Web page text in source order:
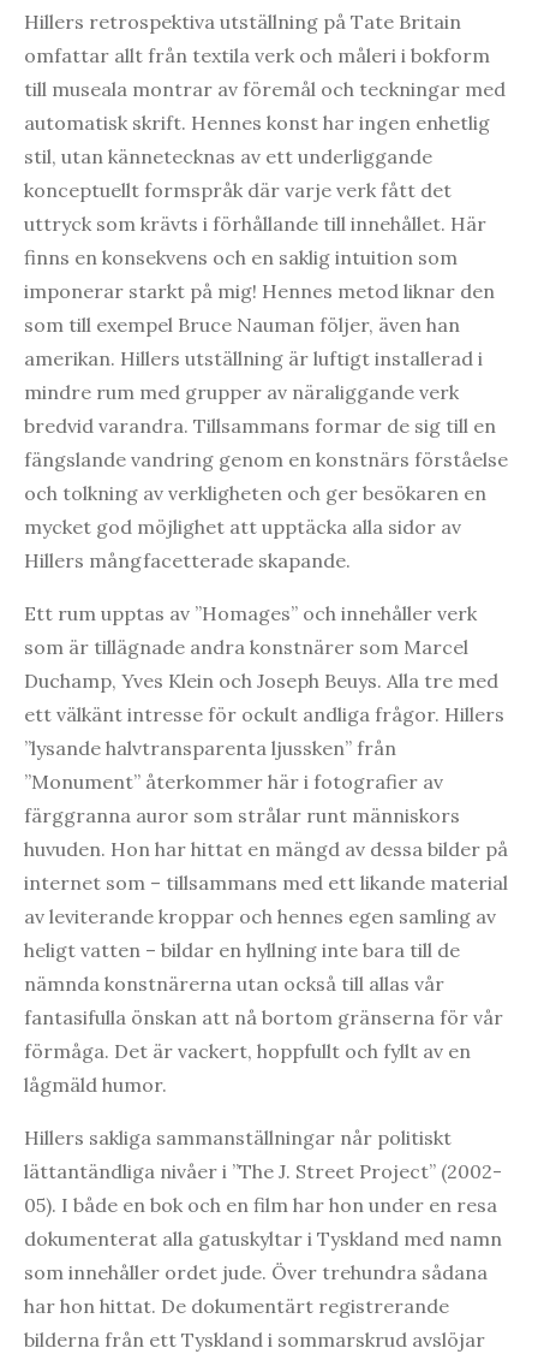
Hillers retrospektiva utställning på Tate Britain
omfattar allt från textila verk och måleri i bokform
till museala montrar av föremål och teckningar med
automatisk skrift. Hennes konst har ingen enhetlig
stil, utan kännetecknas av ett underliggande
konceptuellt formspråk där varje verk fått det
uttryck som krävts i förhållande till innehållet. Här
finns en konsekvens och en saklig intuition som
imponerar starkt på mig! Hennes metod liknar den
som till exempel Bruce Nauman följer, även han
amerikan. Hillers utställning är luftigt installerad i
mindre rum med grupper av näraliggande verk
bredvid varandra. Tillsammans formar de sig till en
fängslande vandring genom en konstnärs förståelse
och tolkning av verkligheten och ger besökaren en
mycket god möjlighet att upptäcka alla sidor av
Hillers mångfacetterade skapande.
Ett rum upptas av ”Homages” och innehåller verk
som är tillägnade andra konstnärer som Marcel
Duchamp, Yves Klein och Joseph Beuys. Alla tre med
ett välkänt intresse för ockult andliga frågor. Hillers
”lysande halvtransparenta ljussken” från
”Monument” återkommer här i fotografier av
färggranna auror som strålar runt människors
huvuden. Hon har hittat en mängd av dessa bilder på
internet som – tillsammans med ett likande material
av leviterande kroppar och hennes egen samling av
heligt vatten – bildar en hyllning inte bara till de
nämnda konstnärerna utan också till allas vår
fantasifulla önskan att nå bortom gränserna för vår
förmåga. Det är vackert, hoppfullt och fyllt av en
lågmäld humor.
Hillers sakliga sammanställningar når politiskt
lättantändliga nivåer i ”The J. Street Project” (2002-
05). I både en bok och en film har hon under en resa
dokumenterat alla gatuskyltar i Tyskland med namn
som innehåller ordet jude. Över trehundra sådana
har hon hittat. De dokumentärt registrerande
bilderna från ett Tyskland i sommarskrud avslöjar